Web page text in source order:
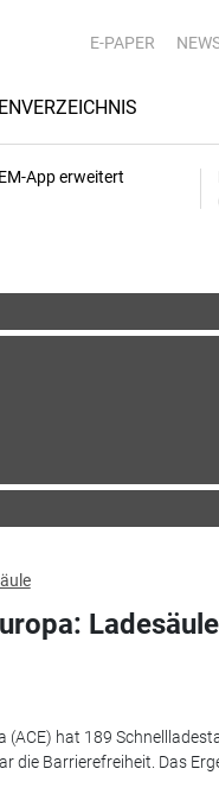
E-PAPER
App erweitert
(ACE) hat 189
die Barrierefreiheit. Das